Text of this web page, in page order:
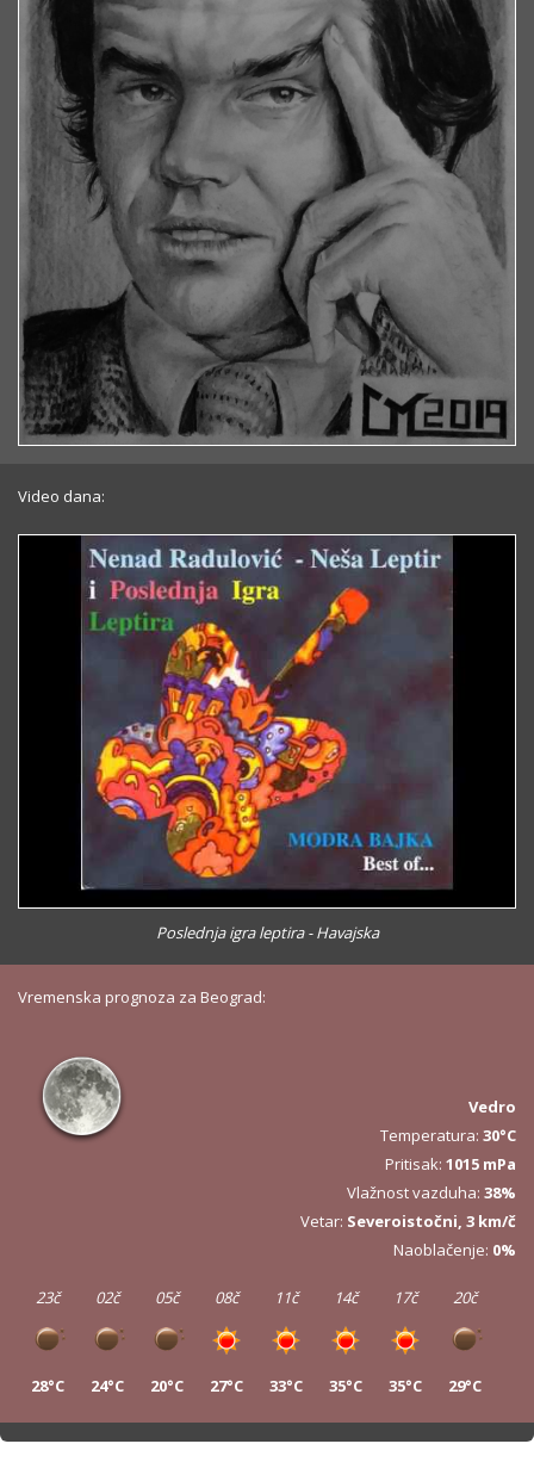
Video dana:
Poslednja igra leptira - Havajska
Vremenska prognoza za Beograd:
Vedro
Temperatura: 30°C
Pritisak: 1015 mPa
Vlažnost vazduha: 38%
Vetar: Severoistočni, 3 km/č
Naoblačenje: 0%
23č
28°C
02č
24°C
05č
20°C
08č
27°C
11č
33°C
14č
35°C
17č
35°C
20č
29°C